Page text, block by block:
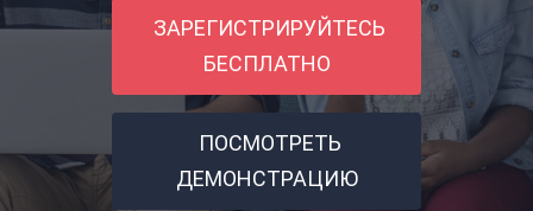
ЗАРЕГИСТРИРУЙТЕСЬ
БЕСПЛАТНО
ПОСМОТРЕТЬ
ДЕМОНСТРАЦИЮ